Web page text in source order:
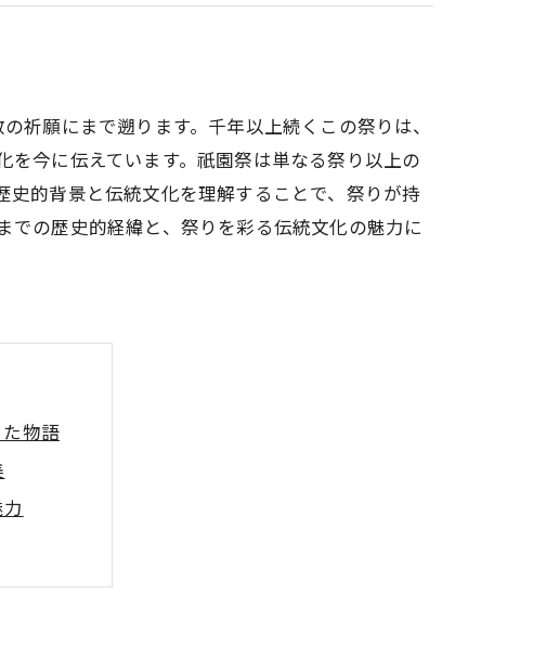
祈願にまで遡ります。千年以上続くこの祭りは、
今に伝えています。祇園祭は単なる祭り以上の
的背景と伝統文化を理解することで、祭りが持
の歴史的経緯と、祭りを彩る伝統文化の魅力に
物語
しみ方